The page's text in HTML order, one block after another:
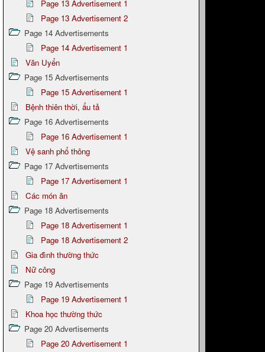
Page 13 Advertisement 1
Page 13 Advertisement 2
Page 14 Advertisements
Page 14 Advertisement 1
Văn Uyển
Page 15 Advertisements
Page 15 Advertisement 1
Bệnh thiên thời, ẩu tả
Page 16 Advertisements
Page 16 Advertisement 1
Vệ sanh phổ thông
Page 17 Advertisements
Page 17 Advertisement 1
Các món ăn
Page 18 Advertisements
Page 18 Advertisement 1
Page 18 Advertisement 2
Gia đình thường thức
Nữ công
Page 19 Advertisements
Page 19 Advertisement 1
Khoa học thường thức
Page 20 Advertisements
Page 20 Advertisement 1